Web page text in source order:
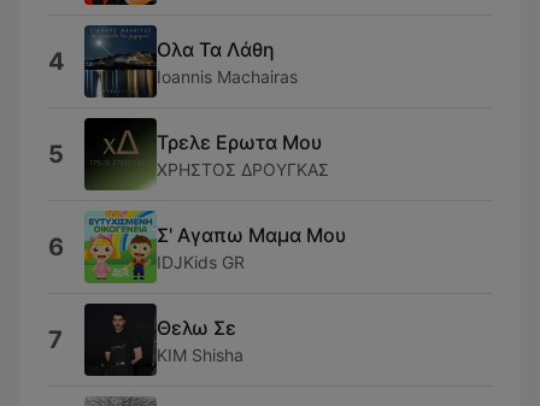
4 Ολα Τα Λάθη
Ioannis Machairas
5 Τρελε Ερωτα Μου
ΧΡΗΣΤΟΣ ΔΡΟΥΓΚΑΣ
6 Σ' Αγαπω Μαμα Μου
IDJKids GR
7 Θελω Σε
KIM Shisha